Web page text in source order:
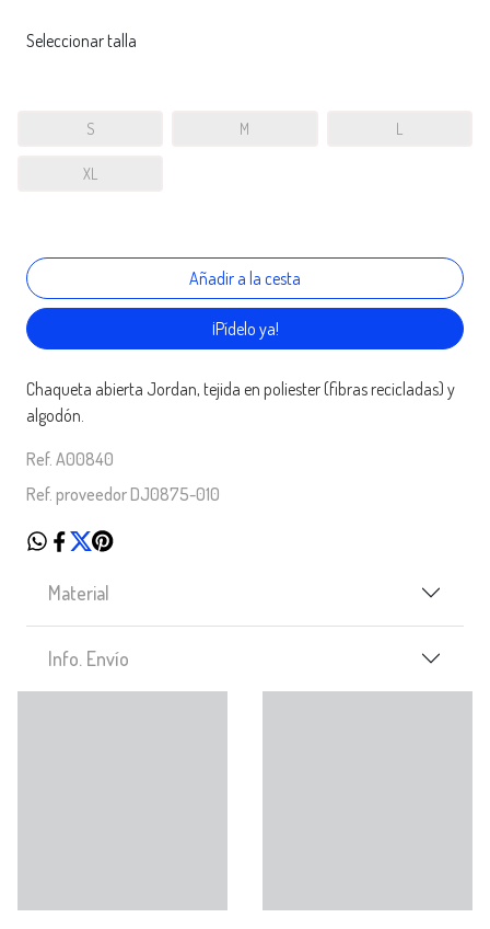
Seleccionar talla
S M L
XL
¡Pídelo ya!
Chaqueta abierta Jordan, tejida en poliester (fibras recicladas) y
algodón.
Ref. A00840
Ref. proveedor DJ0875-010
Material
Info. Envío